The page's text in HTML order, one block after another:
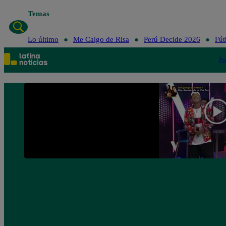
Temas
Lo último Me Caigo de Risa Perú Decide 2026